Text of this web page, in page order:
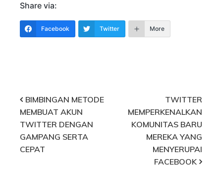
Share via:
Facebook Twitter More
Post
navigation
BIMBINGAN METODE
MEMBUAT AKUN
TWITTER DENGAN
GAMPANG SERTA
CEPAT
TWITTER
MEMPERKENALKAN
KOMUNITAS BARU
MEREKA YANG
MENYERUPAI
FACEBOOK